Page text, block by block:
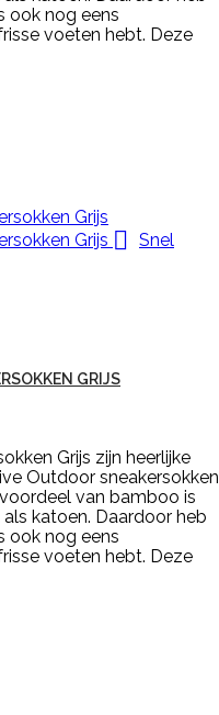
ook nog eens
voeten hebt. Deze

Snel
GRIJS
Grijs zijn heerlijke
Outdoor sneakersokken
van bamboo is
katoen. Daardoor heb
ook nog eens
voeten hebt. Deze